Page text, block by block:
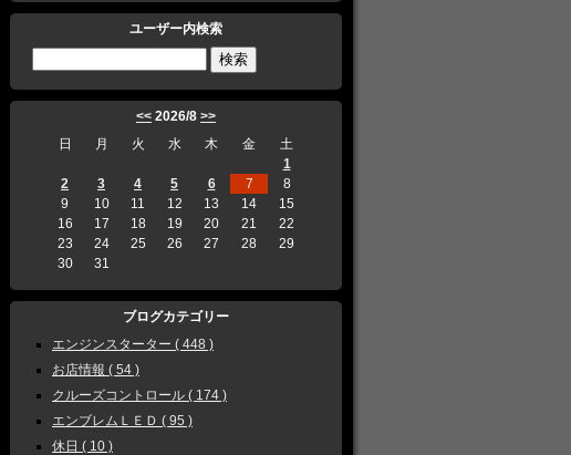
ユーザー内検索
<< 2026/8 >>
日
月 火 水 木 金
土
1
2
3 4 5 6 7
8
9
10 11 12 13 14
15
16
17 18 19 20 21
22
23
24 25 26 27 28
29
30
31
ブログカテゴリー
エンジンスターター ( 448 )
お店情報 ( 54 )
クルーズコントロール ( 174 )
エンブレムＬＥＤ ( 95 )
休日 ( 10 )